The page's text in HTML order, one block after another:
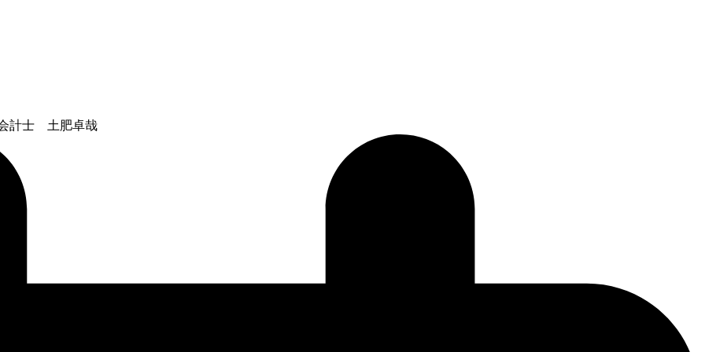
計士 土肥卓哉